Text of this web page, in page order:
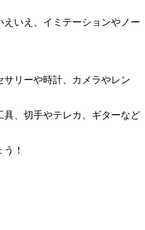
いえ、イミテーションやノー
リーや時計、カメラやレン
、切手やテレカ、ギターなど
！